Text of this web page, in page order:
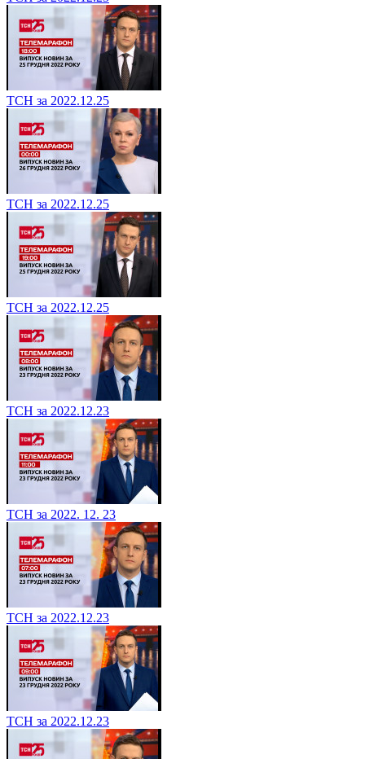
ТСН за 2022.12.25
ТСН за 2022.12.25
ТСН за 2022.12.25
ТСН за 2022.12.23
ТСН за 2022. 12. 23
ТСН за 2022.12.23
ТСН за 2022.12.23